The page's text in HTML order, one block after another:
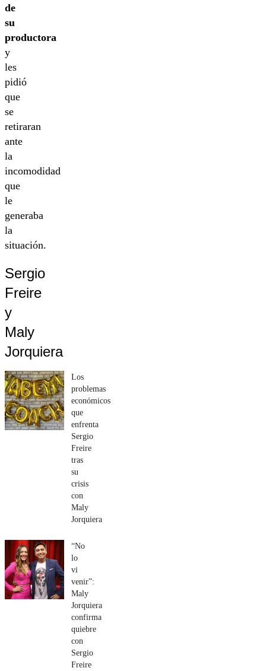
de
su
productora
y
les
pidió
que
se
retiraran
ante
la
incomodidad
que
le
generaba
la
situación.
Sergio
Freire
y
Maly
Jorquiera
Los
problemas
económicos
que
enfrenta
Sergio
Freire
tras
su
crisis
con
Maly
Jorquiera
“No
lo
vi
venir”:
Maly
Jorquiera
confirma
quiebre
con
Sergio
Freire